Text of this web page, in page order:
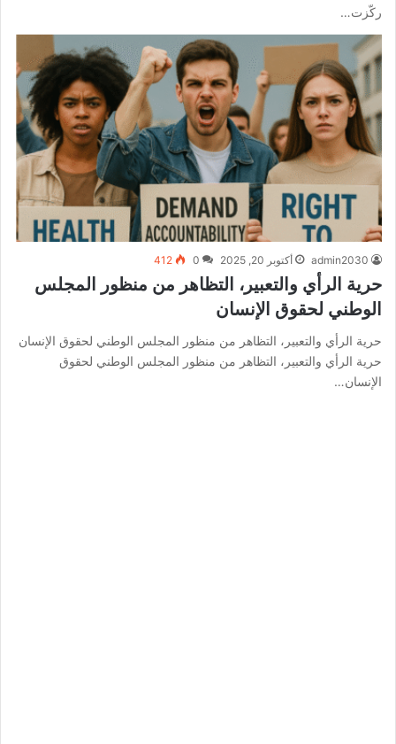
ركّزت…
admin2030 أكتوبر 20, 2025 0
412
حرية الرأي والتعبير، التظاهر من منظور المجلس
الوطني لحقوق الإنسان
حرية الرأي والتعبير، التظاهر من منظور المجلس الوطني لحقوق الإنسان
حرية الرأي والتعبير، التظاهر من منظور المجلس الوطني لحقوق
الإنسان…